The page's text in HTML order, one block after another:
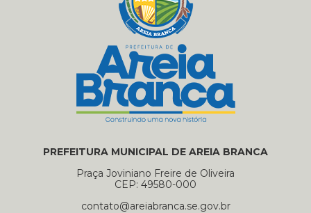
PREFEITURA MUNICIPAL DE AREIA BRANCA
Praça Joviniano Freire de Oliveira
CEP: 49580-000
contato@areiabranca.se.gov.br